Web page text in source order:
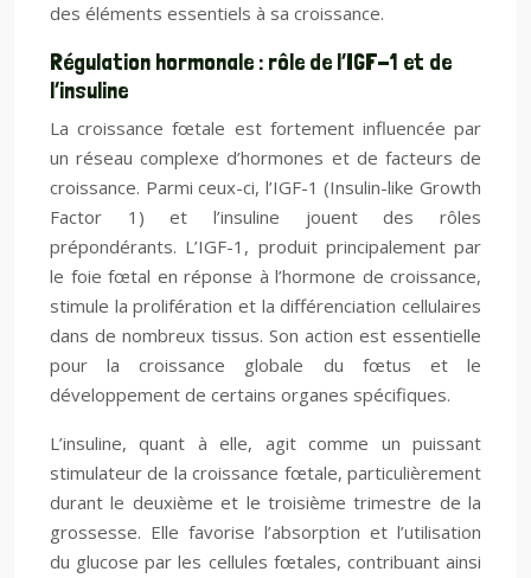
des éléments essentiels à sa croissance.
Régulation hormonale : rôle de l’IGF-1 et de
l’insuline
La croissance fœtale est fortement influencée par
un réseau complexe d’hormones et de facteurs de
croissance. Parmi ceux-ci, l’IGF-1 (Insulin-like Growth
Factor 1) et l’insuline jouent des rôles
prépondérants. L’IGF-1, produit principalement par
le foie fœtal en réponse à l’hormone de croissance,
stimule la prolifération et la différenciation cellulaires
dans de nombreux tissus. Son action est essentielle
pour la croissance globale du fœtus et le
développement de certains organes spécifiques.
L’insuline, quant à elle, agit comme un puissant
stimulateur de la croissance fœtale, particulièrement
durant le deuxième et le troisième trimestre de la
grossesse. Elle favorise l’absorption et l’utilisation
du glucose par les cellules fœtales, contribuant ainsi